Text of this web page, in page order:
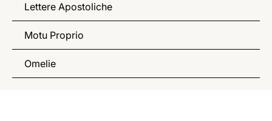
Lettere Apostoliche
Motu Proprio
Omelie